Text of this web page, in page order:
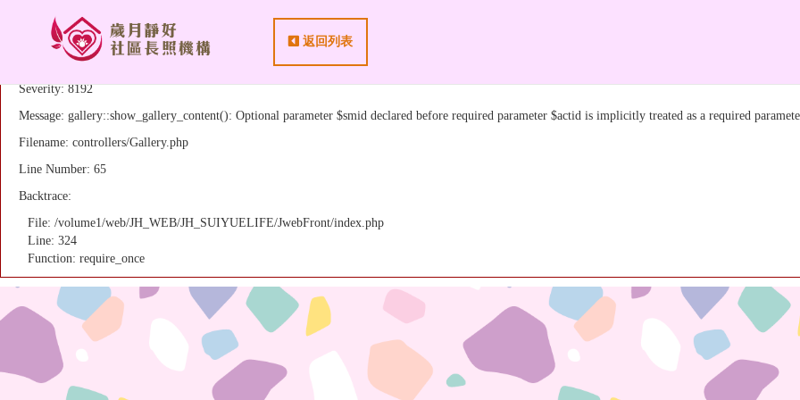
A PHP Error was encountered
Severity: 8192
Message: gallery::show_gallery_content(): Optional parameter $smid declared before required parameter $actid is implicitly treated as a required
Filename: controllers/Gallery.php
Line Number: 65
Backtrace:
File: /volume1/web/JH_WEB/JH_SUIYUELIFE/JwebFront/index.php
Line: 324
Function: require_once
返回列表